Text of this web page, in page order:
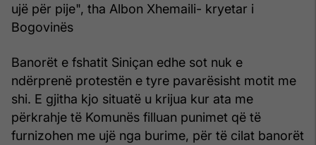
ujë për pije", tha Albon Xhemaili- kryetar i
Bogovinës
Banorët e fshatit Siniçan edhe sot nuk e
ndërprenë protestën e tyre pavarësisht motit me
shi. E gjitha kjo situatë u krijua kur ata me
përkrahje të Komunës filluan punimet që të
furnizohen me ujë nga burime, për të cilat banorët